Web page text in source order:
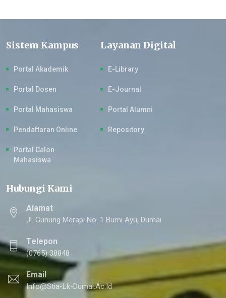
Sistem Kampus
Portal Akademik
Portal Dosen
Portal Mahasiswa
Pendaftaran Online
Portal Calon
Mahasiswa
Layanan Digital
E-Library
E-Journal
Portal Alumni
Repository
Hubungi Kami
Alamat
Jl. Gunung Merapi No. 1 Bumi Ayu, Dumai
Telepon
(0765) 38848
Email
Info@stia-Lk-Dumai.ac.id